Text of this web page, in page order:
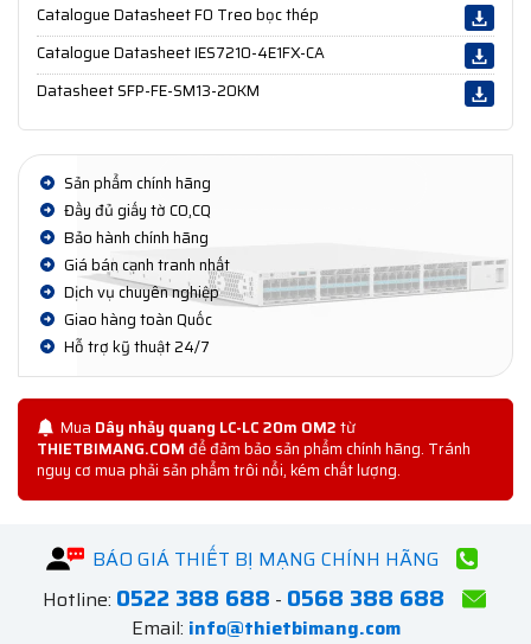
Catalogue Datasheet FO Treo bọc thép
Catalogue Datasheet IES7210-4E1FX-CA
Datasheet SFP-FE-SM13-20KM
Sản phẩm chính hãng
Đầy đủ giấy tờ CO,CQ
Bảo hành chính hãng
Giá bán cạnh tranh nhất
Dịch vụ chuyên nghiệp
Giao hàng toàn Quốc
Hỗ trợ kỹ thuật 24/7
Mua Dây nhảy quang LC-LC 20m OM2từ
THIETBIMANG.COMđể đảm bảo sản phẩm chính hãng. Tránh
nguy cơ mua phải sản phẩm trôi nổi, kém chất lượng.
BÁO GIÁ THIẾT BỊ MẠNG CHÍNH HÃNG
Hotline: 0522 388 688 - 0568 388 688
Email: info@thietbimang.com